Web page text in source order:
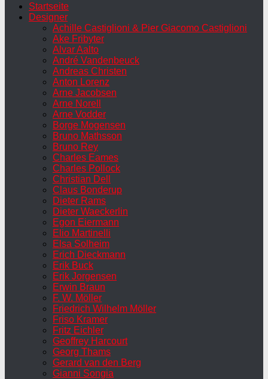
Startseite
Designer
Achille Castiglioni & Pier Giacomo Castiglioni
Ake Fribyter
Alvar Aalto
André Vandenbeuck
Andreas Christen
Anton Lorenz
Arne Jacobsen
Arne Norell
Arne Vodder
Borge Mogensen
Bruno Mathsson
Bruno Rey
Charles Eames
Charles Pollock
Christian Dell
Claus Bonderup
Dieter Rams
Dieter Waeckerlin
Egon Eiermann
Elio Martinelli
Elsa Solheim
Erich Dieckmann
Erik Buck
Erik Jorgensen
Erwin Braun
F. W. Möller
Friedrich Wilhelm Möller
Friso Kramer
Fritz Eichler
Geoffrey Harcourt
Georg Thams
Gerard van den Berg
Gianni Songia